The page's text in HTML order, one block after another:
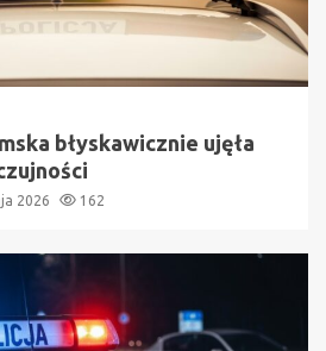
błyskawicznie ujęła
2026 162